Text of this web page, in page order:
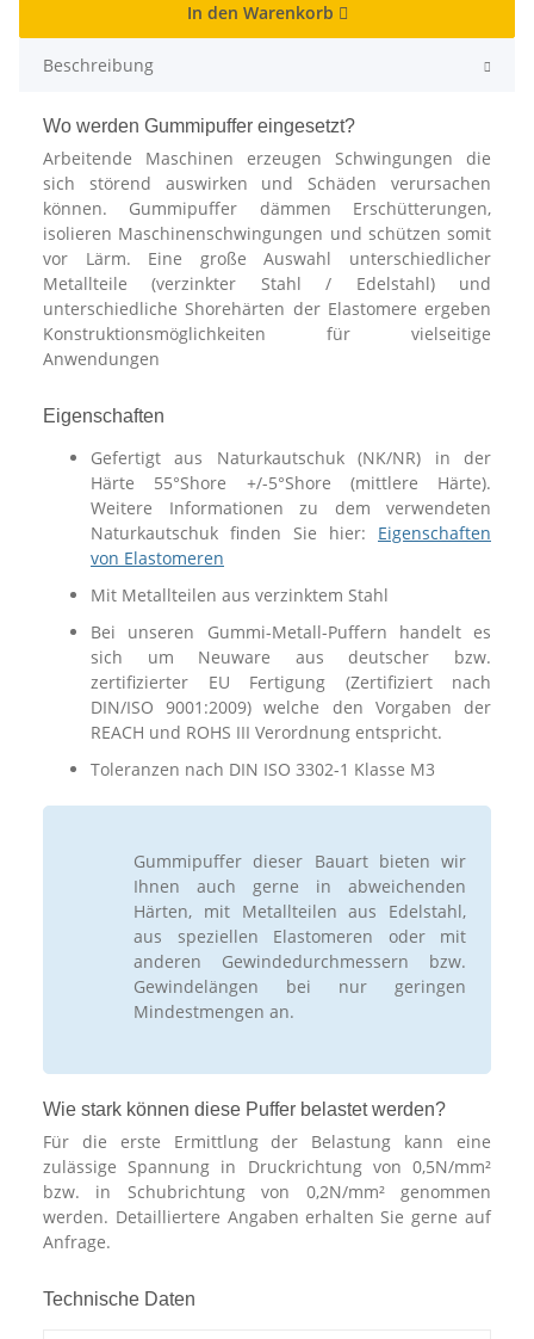
In den Warenkorb
Beschreibung
Wo werden Gummipuffer eingesetzt?
Arbeitende Maschinen erzeugen Schwingungen die
sich störend auswirken und Schäden verursachen
können. Gummipuffer dämmen Erschütterungen,
isolieren Maschinenschwingungen und schützen somit
vor Lärm. Eine große Auswahl unterschiedlicher
Metallteile (verzinkter Stahl / Edelstahl) und
unterschiedliche Shorehärten der Elastomere ergeben
Konstruktionsmöglichkeiten für vielseitige
Anwendungen
Eigenschaften
Gefertigt aus Naturkautschuk (NK/NR) in der
Härte 55°Shore +/-5°Shore (mittlere Härte).
Weitere Informationen zu dem verwendeten
Naturkautschuk finden Sie hier: Eigenschaften
von Elastomeren
Mit Metallteilen aus verzinktem Stahl
Bei unseren Gummi-Metall-Puffern handelt es
sich um Neuware aus deutscher bzw.
zertifizierter EU Fertigung (Zertifiziert nach
DIN/ISO 9001:2009) welche den Vorgaben der
REACH und ROHS III Verordnung entspricht.
Toleranzen nach DIN ISO 3302-1 Klasse M3
Gummipuffer dieser Bauart bieten wir
Ihnen auch gerne in abweichenden
Härten, mit Metallteilen aus Edelstahl,
aus speziellen Elastomeren oder mit
anderen Gewindedurchmessern bzw.
Gewindelängen bei nur geringen
Mindestmengen an.
Wie stark können diese Puffer belastet werden?
Für die erste Ermittlung der Belastung kann eine
zulässige Spannung in Druckrichtung von 0,5N/mm²
bzw. in Schubrichtung von 0,2N/mm² genommen
werden. Detailliertere Angaben erhalten Sie gerne auf
Anfrage.
Technische Daten